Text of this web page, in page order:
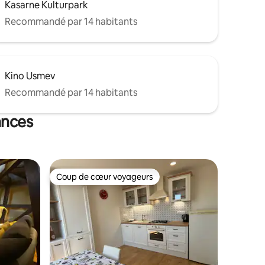
Kasarne Kulturpark
Recommandé par 14 habitants
Kino Usmev
Recommandé par 14 habitants
appréciés Coup de cœur voyageurs
Coup de cœur voyageurs